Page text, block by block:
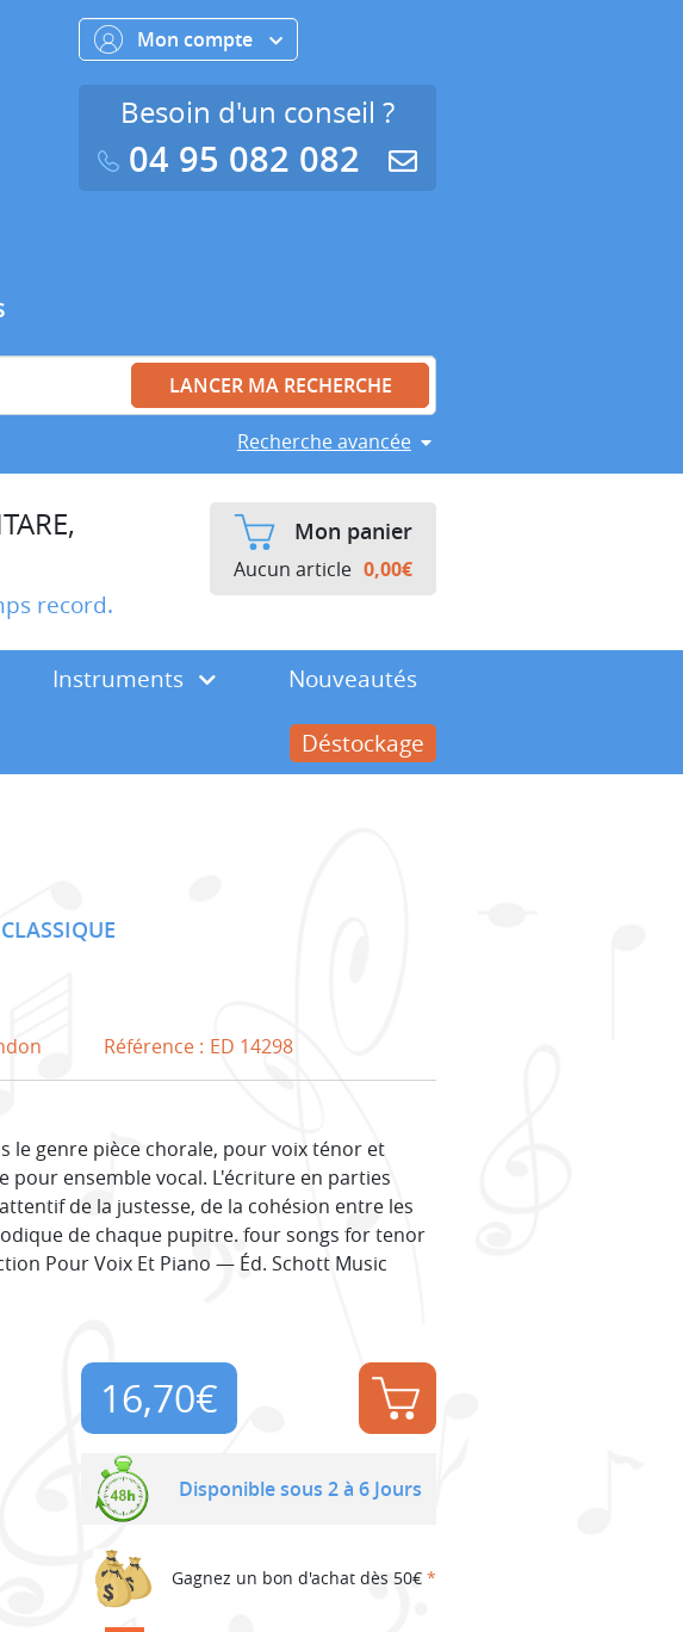
Recherche avancée
Mon compte
Besoin d'un conseil ?
04 95 082 082
record.
Mon panier
Aucun article 0,00€
Instruments
Nouveautés
Déstockage
CLASSIQUE
Référence : ED 14298
le genre pièce chorale, pour voix ténor et
pour ensemble vocal. L'écriture en parties
de la justesse, de la cohésion entre les
de chaque pupitre. four songs for tenor
Pour Voix Et Piano — Éd. Schott Music
16,70€
Disponible sous 2 à 6 Jours
Gagnez un bon d'achat dès 50€ *